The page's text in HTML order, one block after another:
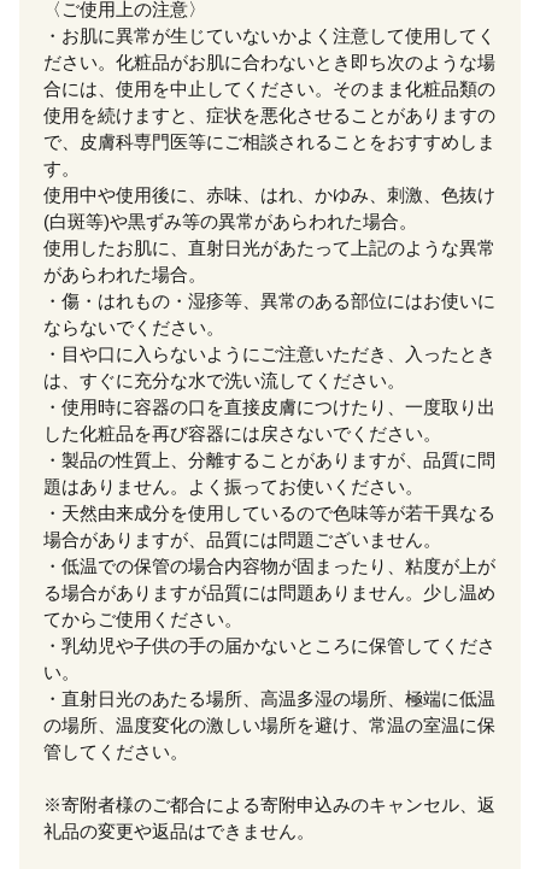
〈ご使用上の注意〉
・お肌に異常が生じていないかよく注意して使用してく
ださい。化粧品がお肌に合わないとき即ち次のような場
合には、使用を中止してください。そのまま化粧品類の
使用を続けますと、症状を悪化させることがありますの
で、皮膚科専門医等にご相談されることをおすすめしま
す。
使用中や使用後に、赤味、はれ、かゆみ、刺激、色抜け
(白斑等)や黒ずみ等の異常があらわれた場合。
使用したお肌に、直射日光があたって上記のような異常
があらわれた場合。
・傷・はれもの・湿疹等、異常のある部位にはお使いに
ならないでください。
・目や口に入らないようにご注意いただき、入ったとき
は、すぐに充分な水で洗い流してください。
・使用時に容器の口を直接皮膚につけたり、一度取り出
した化粧品を再び容器には戻さないでください。
・製品の性質上、分離することがありますが、品質に問
題はありません。よく振ってお使いください。
・天然由来成分を使用しているので色味等が若干異なる
場合がありますが、品質には問題ございません。
・低温での保管の場合内容物が固まったり、粘度が上が
る場合がありますが品質には問題ありません。少し温め
てからご使用ください。
・乳幼児や子供の手の届かないところに保管してくださ
い。
・直射日光のあたる場所、高温多湿の場所、極端に低温
の場所、温度変化の激しい場所を避け、常温の室温に保
管してください。
※寄附者様のご都合による寄附申込みのキャンセル、返
礼品の変更や返品はできません。